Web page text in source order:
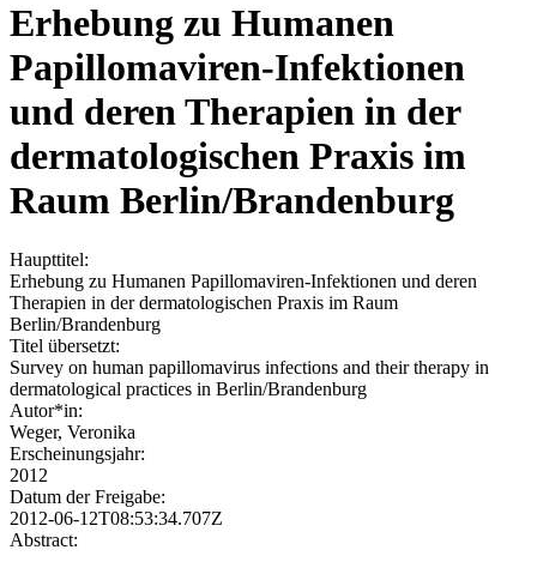
Erhebung zu Humanen
Papillomaviren-Infektionen
und deren Therapien in der
dermatologischen Praxis im
Raum Berlin/Brandenburg
Haupttitel:
Erhebung zu Humanen Papillomaviren-Infektionen und deren
Therapien in der dermatologischen Praxis im Raum
Berlin/Brandenburg
Titel übersetzt:
Survey on human papillomavirus infections and their therapy in
dermatological practices in Berlin/Brandenburg
Autor*in:
Weger, Veronika
Erscheinungsjahr:
2012
Datum der Freigabe:
2012-06-12T08:53:34.707Z
Abstract: